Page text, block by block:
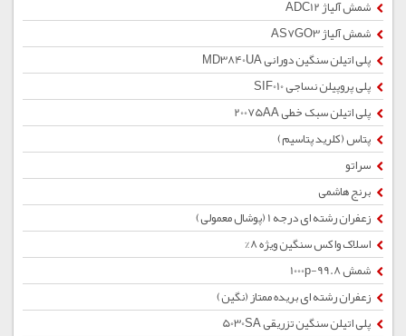
شمش آلیاژ ADC12
شمش آلیاژ AS7GO3
پلی اتیلن سنگین دورانی MD3840UA
پلی پروپیلن نساجی SIF010
پلی اتیلن سبک خطی 20075AA
پتاس (کلرید پتاسیم)
سراتو
برنج هاشمی
زعفران رشته ای درجه 1 (پوشال معمولی)
اسلاک واکس سنگین ویژه 8%
شمش 1000p-99.8
زعفران رشته ای بریده ممتاز (نگین)
پلی اتیلن سنگین تزریقی 5030SA